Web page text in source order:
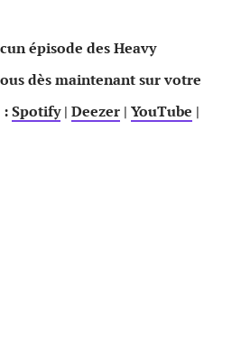
épisode des Heavy
dès maintenant sur votre
:Spotify| Deezer | YouTube |